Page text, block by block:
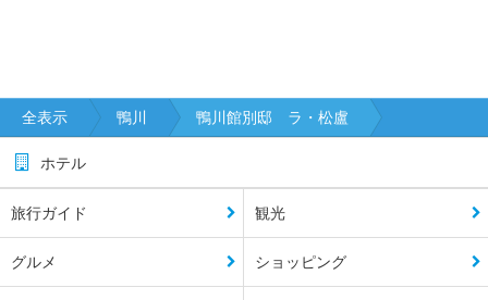
全表示 鴨川 鴨川館別邸 ラ・松盧
ホテル
旅行ガイド 観光
グルメ ショッピング